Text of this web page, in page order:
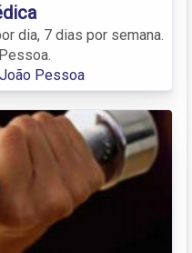
dia, 7 dias por semana.
Pessoa